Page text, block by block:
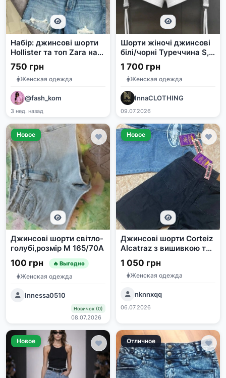
Набір: джинсові шорти
Hollister та топ Zara на
розмір S
750 грн
Женская одежда
@fash_kom
3 нед. назад
Шорти жіночі джинсові
білі/чорні Туреччина S,
M, L
1 700 грн
Женская одежда
InnaCLOTHING
09.07.2026
Новое
Джинсові шорти світло-
голубі,розмір М 165/70А
100 грн 🔥 Выгодно
Женская одежда
Innessa0510
Новичок (0)
08.07.2026
Новое
Джинсові шорти Corteiz
Alcatraz з вишивкою та
п'ятикутною зіркою
1 050 грн
Женская одежда
nknnxqq
06.07.2026
Новое Отличное